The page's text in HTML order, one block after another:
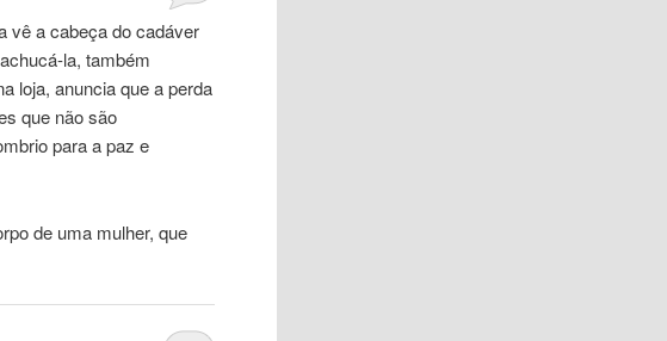
vê a cabeça do cadáver
la, também
loja, anuncia que a perda
que não são
para a paz e
de uma mulher, que